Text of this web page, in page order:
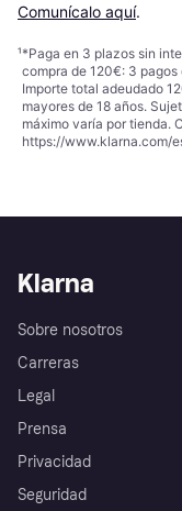
Comunícalo aquí.
¹*Paga en 3 plazos sin
compra de 120€: 3 pagos
Importe total adeudado
mayores de 18 años.
máximo varía por tienda.
https://www.klarna.com/
Klarna
Sobre nosotros
Carreras
Legal
Prensa
Privacidad
Seguridad